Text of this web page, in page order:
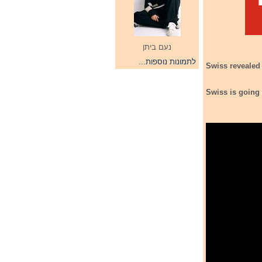
נעם ביתן
לתמונות נוספות...
Swiss
Swiss is going